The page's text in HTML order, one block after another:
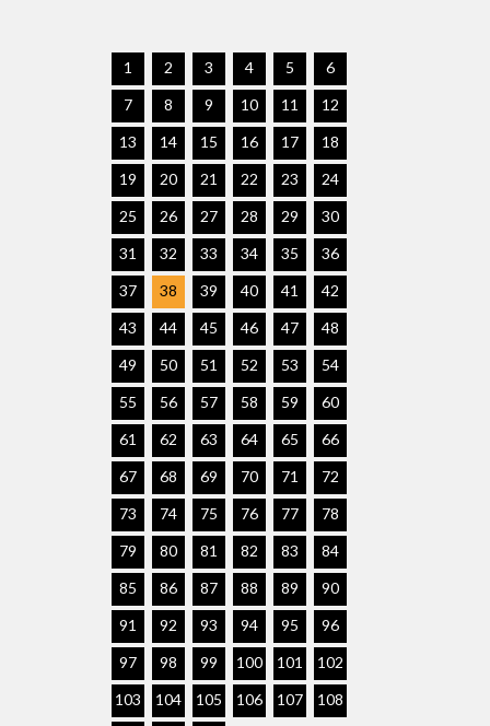
1 2 3 4 5
6
7
8 9 10 11
12
13
14 15 16 17
18
19
20 21 22 23
24
25
26 27 28 29
30
31
32 33 34 35
36
37
38 39 40 41
42
43
44 45 46 47
48
49
50 51 52 53
54
55
56 57 58 59
60
61
62 63 64 65
66
67
68 69 70 71
72
73
74 75 76 77
78
79
80 81 82 83
84
85
86 87 88 89
90
91
92 93 94 95
96
97
98 99 100 101
102
103
104 105 106 107
108